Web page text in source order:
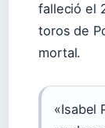
falleció el
toros de
mortal.
«Isabel